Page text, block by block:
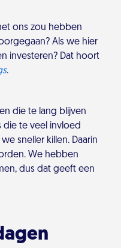
ons zou hebben
Als we hier
investeren? Dat hoort
.
die te lang blijven
die te veel invloed
sneller killen. Daarin
We hebben
dus dat geeft een